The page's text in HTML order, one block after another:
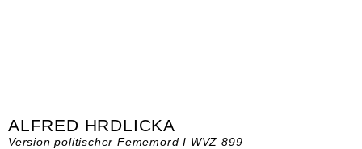
ALFRED HRDLICKA
Version politischer Fememord I WVZ 899